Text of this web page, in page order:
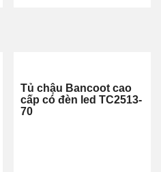
Tủ chậu Bancoot cao
cấp có đèn led TC2513-
70